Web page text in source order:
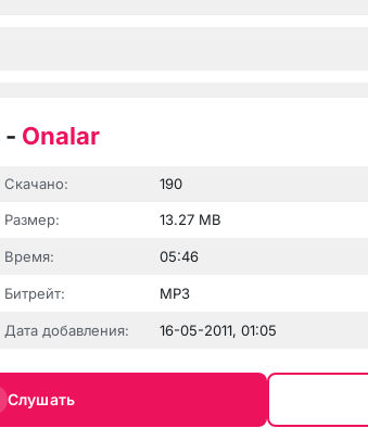
- Onalar
Скачано: 190
Размер: 13.27 MB
Время: 05:46
Битрейт: MP3
Дата добавления: 16-05-2011, 01:05
Слушать